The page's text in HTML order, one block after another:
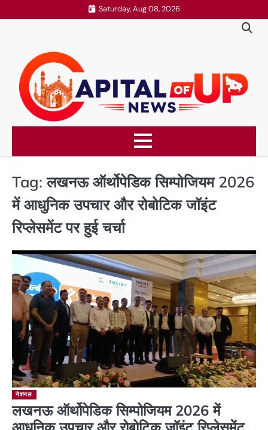
to
Saturday, Aug 08, 2026
Tag:लखनऊ ऑर्थोपेडिक सिम्पोजियम 2026
में आधुनिक उपचार और रोबोटिक जॉइंट
रिप्लेसमेंट पर हुई चर्चा
नेशनल
लखनऊ ऑर्थोपेडिक सिम्पोजियम 2026 में